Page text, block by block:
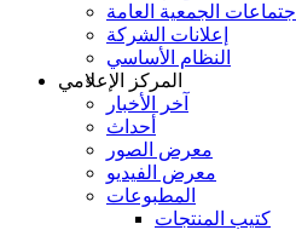
اجتماعات الجمعية العامة
إعلانات الشركة
النظام الأساسي
المركز الإعلامي
آخر الأخبار
أحداث
معرض الصور
معرض الفيديو
المطبوعات
كتيب المنتجات